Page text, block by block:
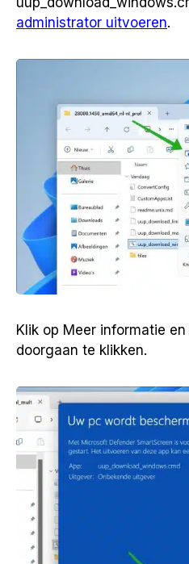
administrator uitvoeren.
Klik op Meer informatie
doorgaan te klikken.